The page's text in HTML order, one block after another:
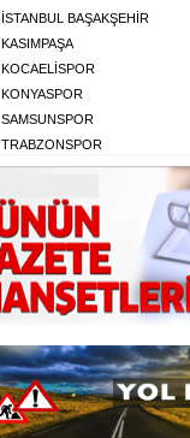
İSTANBUL BAŞAKŞEHİR
KASIMPAŞA
KOCAELİSPOR
KONYASPOR
SAMSUNSPOR
TRABZONSPOR